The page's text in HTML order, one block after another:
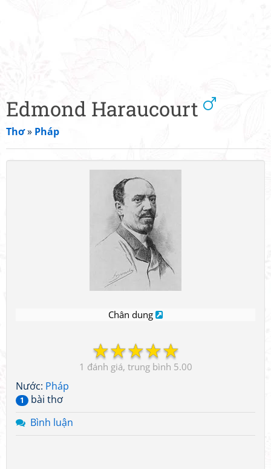
Edmond Haraucourt
Thơ» Pháp
Chân dung
☆
☆
☆
☆
☆
1 5.00
Nước: Pháp
1
bài thơ
Bình luận